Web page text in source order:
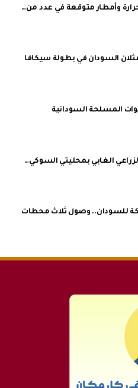
وأمطار متوقعة في عدد من…
السودان في بطولة سيكافا
المسلحة السودانية
الغابي بمحليتي السوكي…
للسودان.. وصول ثلاث محطات